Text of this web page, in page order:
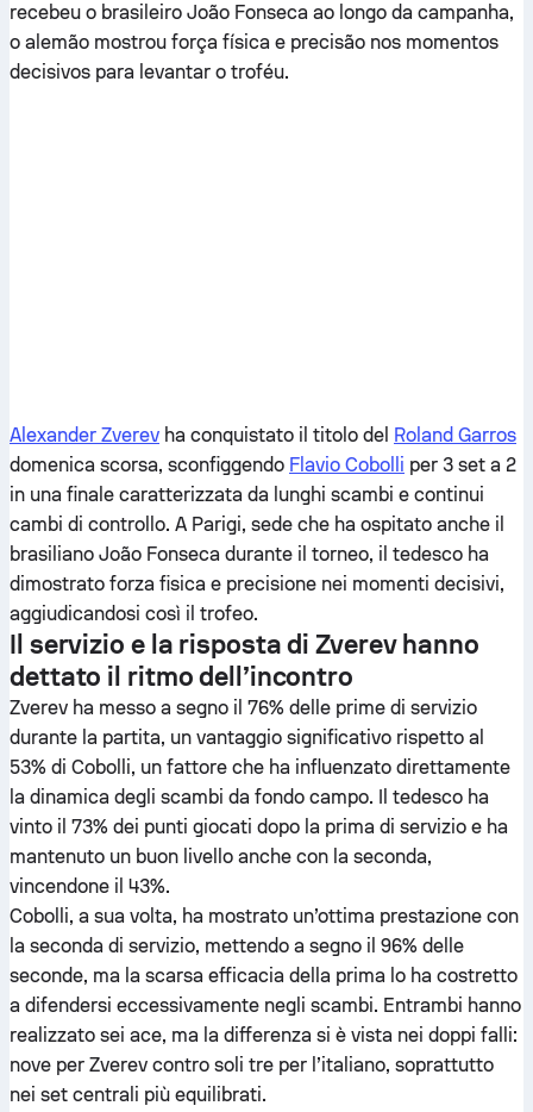
recebeu o brasileiro João Fonseca ao longo da campanha,
o alemão mostrou força física e precisão nos momentos
decisivos para levantar o troféu.
Alexander Zverev ha conquistato il titolo del Roland Garros
domenica scorsa, sconfiggendo Flavio Cobolli per 3 set a 2
in una finale caratterizzata da lunghi scambi e continui
cambi di controllo. A Parigi, sede che ha ospitato anche il
brasiliano João Fonseca durante il torneo, il tedesco ha
dimostrato forza fisica e precisione nei momenti decisivi,
aggiudicandosi così il trofeo.
Il servizio e la risposta di Zverev hanno
dettato il ritmo dell’incontro
Zverev ha messo a segno il 76% delle prime di servizio
durante la partita, un vantaggio significativo rispetto al
53% di Cobolli, un fattore che ha influenzato direttamente
la dinamica degli scambi da fondo campo. Il tedesco ha
vinto il 73% dei punti giocati dopo la prima di servizio e ha
mantenuto un buon livello anche con la seconda,
vincendone il 43%.
Cobolli, a sua volta, ha mostrato un’ottima prestazione con
la seconda di servizio, mettendo a segno il 96% delle
seconde, ma la scarsa efficacia della prima lo ha costretto
a difendersi eccessivamente negli scambi. Entrambi hanno
realizzato sei ace, ma la differenza si è vista nei doppi falli:
nove per Zverev contro soli tre per l’italiano, soprattutto
nei set centrali più equilibrati.